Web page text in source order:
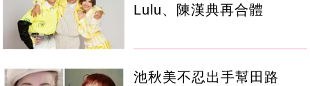
Lulu、陳漢典再合體
池秋美不忍出手幫田路